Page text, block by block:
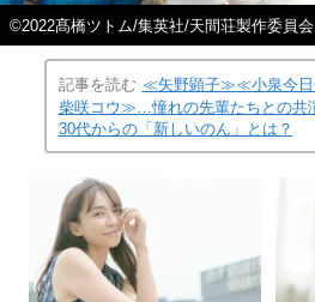
©2022髙橋ツトム/集英社/天間荘製作委員会
記事を読む ≪矢野顕子≫≪小泉今
柴咲コウ≫…憧れの先輩たちとの共
30代からの「新しいのん」とは？